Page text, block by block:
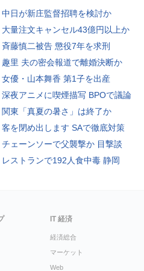
中日が新庄監督招聘を検討か
大量注文キャンセル43億円以上か
斉藤慎二被告 懲役7年を求刑
趣里 夫の密会報道で離婚決断か
女優・山本舞香 第1子を出産
深夜アニメに喫煙描写 BPOで議論
関東「真夏の暑さ」は終了か
客を閉め出します SAで徹底対策
チェーンソーで父襲撃か 目撃談
レストランで192人食中毒 静岡
IT 経済
経済総合
マーケット
Web